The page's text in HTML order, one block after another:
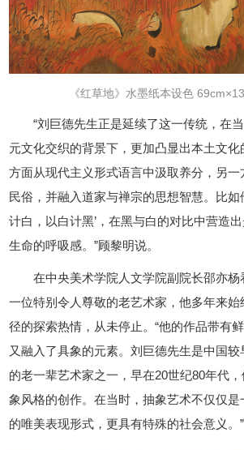
《红草地》水墨纸本设色
“刘巨德先生正是延续了这一传统，在
元文化交织的背景下，更加凸显出本土文
方面从现代主义形式语言中汲取养分，另
民俗，并融入道家与禅宗的思想智慧。比如
计白，以白计黑’，在黑与白的对比中营造
生命的呼吸感。”顾黎明说。
在中央美术学院人文学院副院长邵亦
一位特别令人尊敬的老艺术家，他多年来
径的探索热情，从未停止。“他的作品带有
又融入了具象的元素。刘巨德先生是中国
的老一辈艺术家之一，早在20世纪80年代
象风格的创作。在当时，抽象艺术不仅仅
的唯美表现形式，更具有特殊的社会意义。”